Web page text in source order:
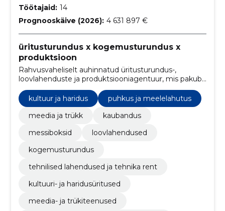
Töötajaid: 14
Prognooskäive (2026): 4 631 897 €
üritusturundus x kogemusturundus x
produktsioon
Rahvusvaheliselt auhinnatud üritusturundus-,
loovlahenduste ja produktsiooniagentuur, mis pakub
täislahendusi ideest teostuseni ja/või tehnika renti.
kultuur ja haridus
puhkus ja meelelahutus
meedia ja trükk
kaubandus
messiboksid
loovlahendused
kogemusturundus
tehnilised lahendused ja tehnika rent
kultuuri- ja haridusüritused
meedia- ja trükiteenused